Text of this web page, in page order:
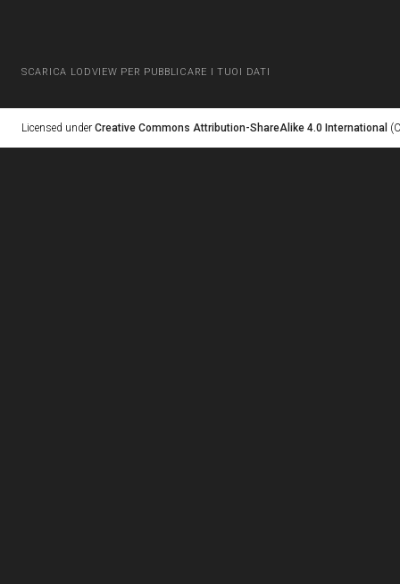
SCARICA LODVIEW PER PUBBLICARE I TUOI DATI
Licensed under Creative Commons Attribution-ShareAlike 4.0 International